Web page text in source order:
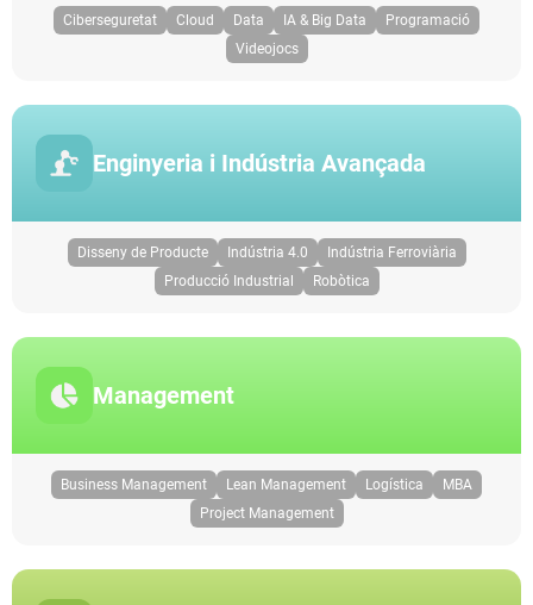
Ciberseguretat Cloud Data IA & Big Data
Programació
Videojocs
Enginyeria i Indústria Avançada
Disseny de Producte Indústria 4.0
Indústria Ferroviària
Producció Industrial
Robòtica
Management
Business Management Lean Management Logística
MBA
Project Management